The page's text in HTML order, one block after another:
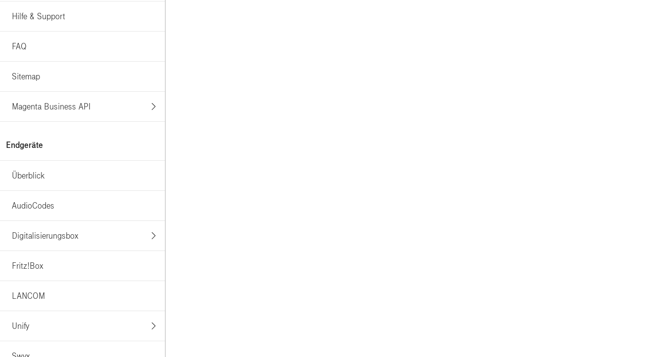
Hilfe & Support
FAQ
Sitemap
Magenta Business API
Endgeräte
Überblick
AudioCodes
Digitalisierungsbox
Fritz!Box
LANCOM
Unify